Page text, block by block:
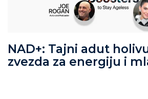
NAD+: Tajni adut
zvezda za energiju i